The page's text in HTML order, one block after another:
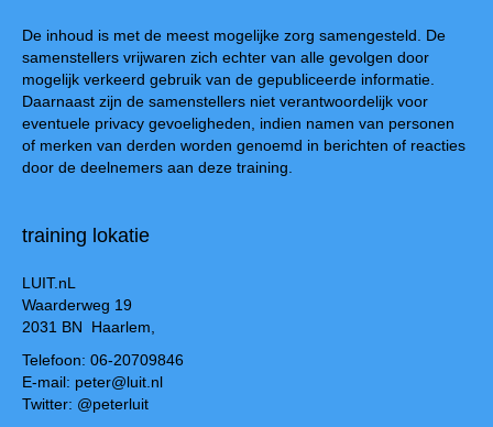
De inhoud is met de meest mogelijke zorg samengesteld. De
samenstellers vrijwaren zich echter van alle gevolgen door
mogelijk verkeerd gebruik van de gepubliceerde informatie.
Daarnaast zijn de samenstellers niet verantwoordelijk voor
eventuele privacy gevoeligheden, indien namen van personen
of merken van derden worden genoemd in berichten of reacties
door de deelnemers aan deze training.
training lokatie
LUIT.nL
Waarderweg 19
2031 BN Haarlem,
Telefoon: 06-20709846
E-mail: peter@luit.nl
Twitter: @peterluit